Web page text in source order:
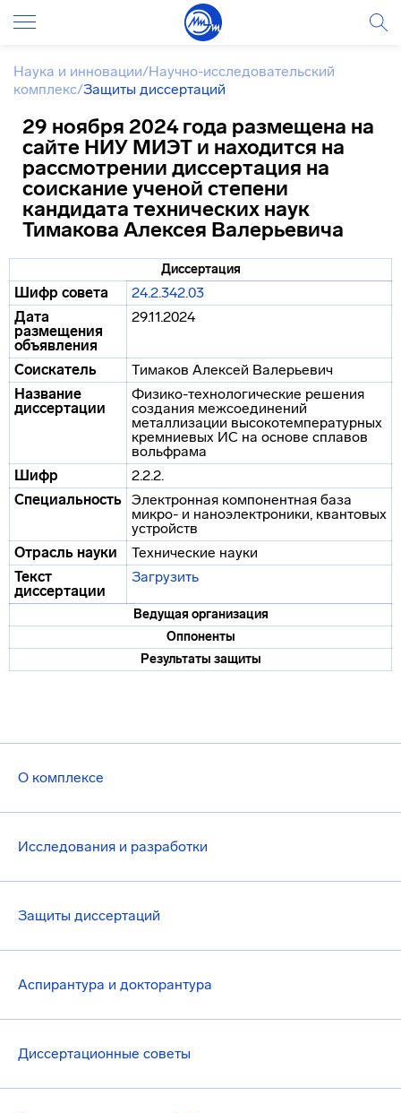
О комплексе
Исследования и разработки
Защиты диссертаций
Аспирантура и докторантура
Диссертационные советы
Наука и инновации/Научно-исследовательский
комплекс/Защиты диссертаций
29 ноября 2024 года размещена на
сайте НИУ МИЭТ и находится на
рассмотрении диссертация на
соискание ученой степени
кандидата технических наук
Тимакова Алексея Валерьевича
Диссертация
Шифр совета
24.2.342.03
Дата
размещения
объявления
29.11.2024
Соискатель
Тимаков Алексей Валерьевич
Название
диссертации
Физико-технологические решения
создания межсоединений
металлизации высокотемпературных
кремниевых ИС на основе сплавов
вольфрама
Шифр
2.2.2.
Специальность Электронная компонентная база
микро- и наноэлектроники, квантовых
устройств
Отрасль науки
Технические науки
Текст
диссертации
Загрузить
Ведущая организация
Оппоненты
Результаты защиты